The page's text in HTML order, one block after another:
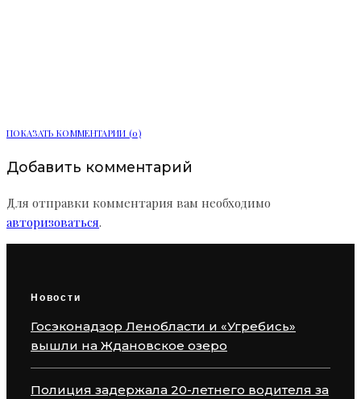
ПОКАЗАТЬ КОММЕНТАРИИ (0)
Добавить комментарий
Для отправки комментария вам необходимо
авторизоваться.
Новости
Госэконадзор Ленобласти и «Угребись»
вышли на Ждановское озеро
Полиция задержала 20-летнего водителя за